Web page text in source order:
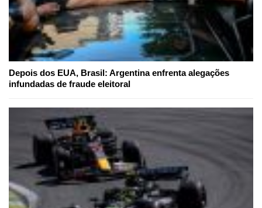
Depois dos EUA, Brasil: Argentina enfrenta alegações
infundadas de fraude eleitoral